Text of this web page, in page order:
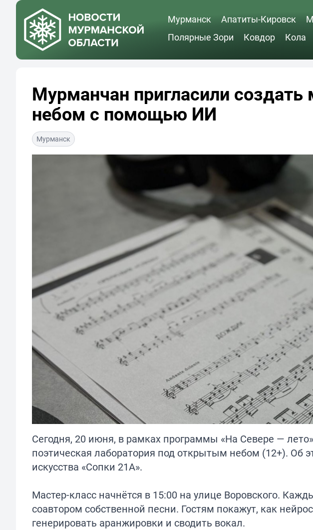
Мурманск Апатиты-Кировск
Полярные Зори
Ковдор Кола
Мурманчан пригласили
небом с помощью ИИ
Мурманск
Сегодня, 20 июня, в рамках программы «На Севере —
поэтическая лаборатория под открытым небом (12+). Об
искусства «Сопки 21А».
Мастер-класс начнётся в 15:00 на улице Воровского.
соавтором собственной песни. Гостям покажут, как
генерировать аранжировки и сводить вокал.